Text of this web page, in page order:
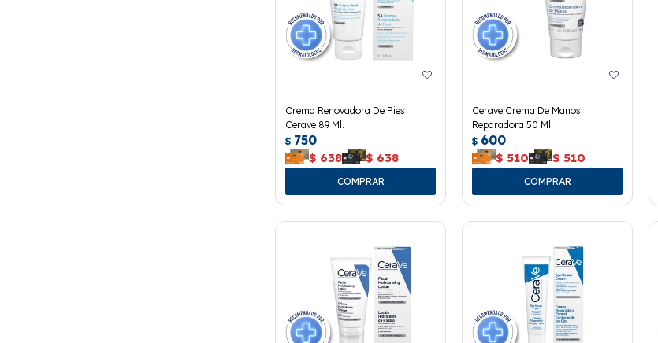
Crema Renovadora De Pies
Cerave 89 Ml.
$ 750
$ 638 $ 638
Cerave Crema De Manos
Reparadora 50 Ml.
$ 600
$ 510 $ 510